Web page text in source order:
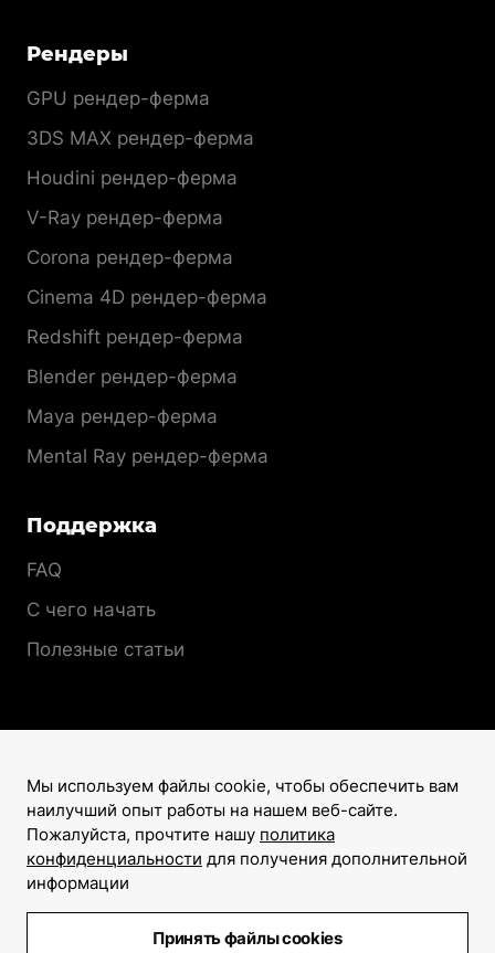
Рендеры
GPU рендер-ферма
3DS MAX рендер-ферма
Houdini рендер-ферма
V-Ray рендер-ферма
Corona рендер-ферма
Cinema 4D рендер-ферма
Redshift рендер-ферма
Blender рендер-ферма
Maya рендер-ферма
Mental Ray рендер-ферма
Поддержка
FAQ
С чего начать
Полезные статьи
Лицензионный договор
Политика конфиденциальности
Все права защищены
Мы используем файлы cookie, чтобы обеспечить вам
наилучший опыт работы на нашем веб-сайте.
Пожалуйста, прочтите нашу политика
конфиденциальности для получения дополнительной
информации
Принять файлы cookies